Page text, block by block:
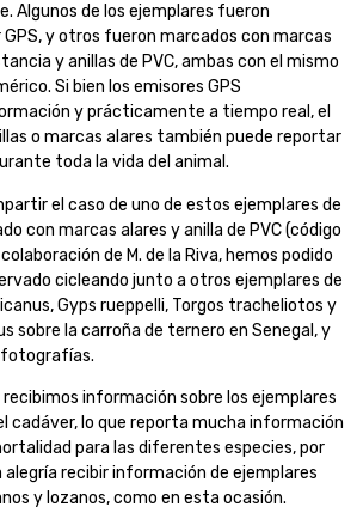
Algunos de los ejemplares fueron
y otros fueron marcados con marcas
y anillas de PVC, ambas con el mismo
Si bien los emisores GPS
y prácticamente a tiempo real, el
o marcas alares también puede reportar
toda la vida del animal.
el caso de uno de estos ejemplares de
con marcas alares y anilla de PVC (código
de M. de la Riva, hemos podido
cicleando junto a otros ejemplares de
Gyps rueppelli, Torgos tracheliotos y
sobre la carroña de ternero en Senegal, y
fotografías.
recibimos información sobre los ejemplares
cadáver, lo que reporta mucha información
para las diferentes especies, por
recibir información de ejemplares
y lozanos, como en esta ocasión.